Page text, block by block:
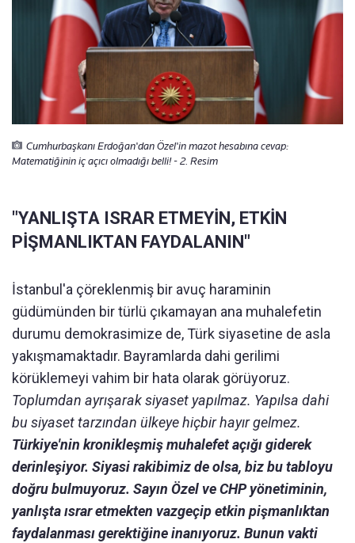
Cumhurbaşkanı Erdoğan'dan Özel'in mazot hesabına cevap:
Matematiğinin iç açıcı olmadığı belli! - 2. Resim
"YANLIŞTA ISRAR ETMEYİN, ETKİN
PİŞMANLIKTAN FAYDALANIN"
İstanbul'a çöreklenmiş bir avuç haraminin
güdümünden bir türlü çıkamayan ana muhalefetin
durumu demokrasimize de, Türk siyasetine de asla
yakışmamaktadır. Bayramlarda dahi gerilimi
körüklemeyi vahim bir hata olarak görüyoruz.
Toplumdan ayrışarak siyaset yapılmaz. Yapılsa dahi
bu siyaset tarzından ülkeye hiçbir hayır gelmez.
Türkiye'nin kronikleşmiş muhalefet açığı giderek
derinleşiyor. Siyasi rakibimiz de olsa, biz bu tabloyu
doğru bulmuyoruz. Sayın Özel ve CHP yönetiminin,
yanlışta ısrar etmekten vazgeçip etkin pişmanlıktan
faydalanması gerektiğine inanıyoruz. Bunun vakti